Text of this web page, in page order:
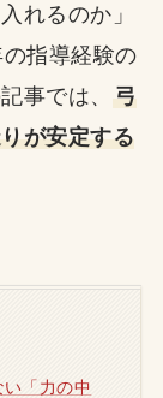
れるのか」
指導経験の
事では、
弓
が安定する
「力の中